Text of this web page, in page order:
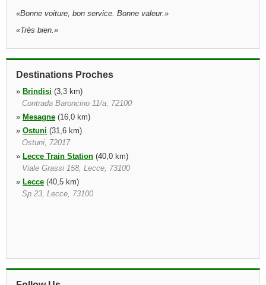
«Bonne voiture, bon service. Bonne valeur.»
«Très bien.»
Destinations Proches
» Brindisi (3,3 km)
Contrada Baroncino 11/a, 72100
» Mesagne (16,0 km)
» Ostuni (31,6 km)
Ostuni, 72017
» Lecce Train Station (40,0 km)
Viale Grassi 158, Lecce, 73100
» Lecce (40,5 km)
Sp 23, Lecce, 73100